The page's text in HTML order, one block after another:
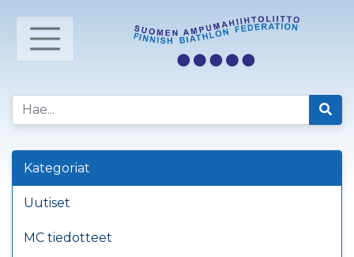
Kategoriat
Uutiset
MC tiedotteet